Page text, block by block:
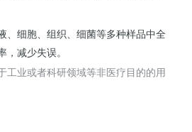
、细胞、组织、细菌等多种样品中全
减少失误。
工业或者科研领域等非医疗目的的用